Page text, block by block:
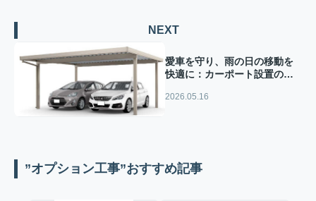
NEXT
愛車を守り、雨の日の移動を
快適に：カーポート設置のご
2026.05.16
”オプション工事”おすすめ記事